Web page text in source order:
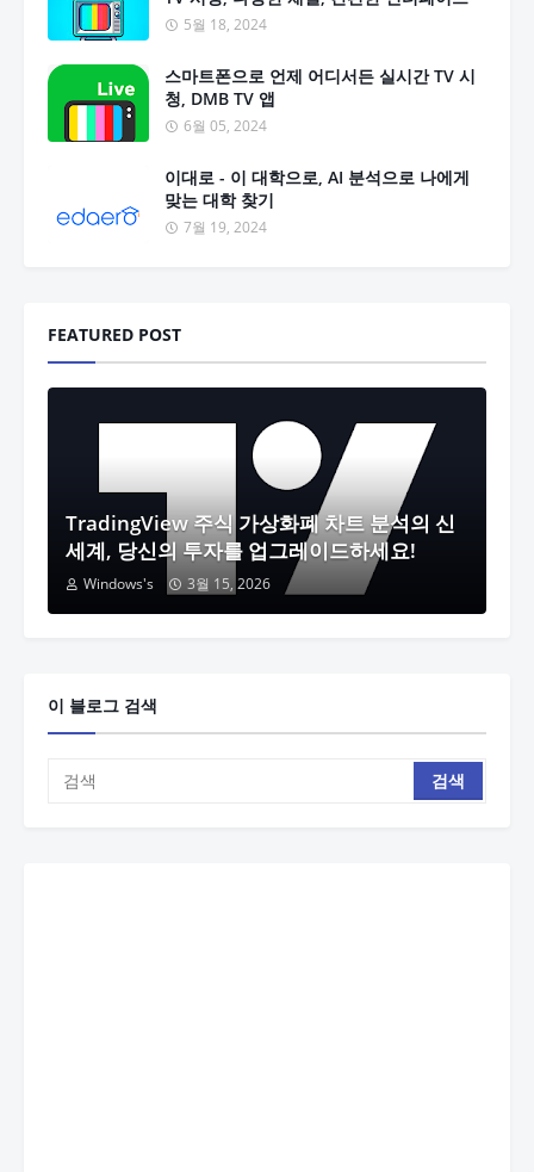
5월 18, 2024
스마트폰으로 언제 어디서든 실시간 TV 시
청, DMB TV 앱
6월 05, 2024
이대로 - 이 대학으로, AI 분석으로 나에게
맞는 대학 찾기
7월 19, 2024
FEATURED POST
TradingView 주식 가상화폐 차트 분석의 신
세계, 당신의 투자를 업그레이드하세요!
Windows's 3월 15, 2026
이 블로그 검색